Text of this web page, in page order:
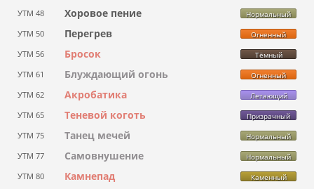
УТМ 48 Хоровое пение Нормальный
УТМ 50 Перегрев Огненный
УТМ 56 Бросок Тёмный
УТМ 61 Блуждающий огонь Огненный
УТМ 62 Акробатика Летающий
УТМ 65 Теневой коготь Призрачный
УТМ 75 Танец мечей Нормальный
УТМ 77 Самовнушение Нормальный
УТМ 80 Камнепад Каменный